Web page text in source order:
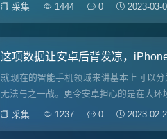
采集
1444 0 2023-03-
这项数据让安卓后背发凉，
就现在的智能手机领域来讲基本上可以
无法与之一战。更令安卓担心的是在大环
采集
1237 0 2023-02-